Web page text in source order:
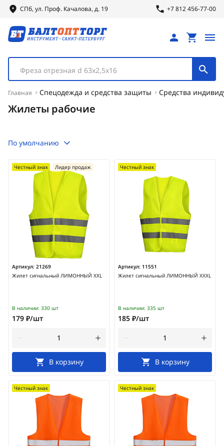
СПб, ул. Проф. Качалова, д. 19 +7 812 456-77-00
Фреза отрезная d 63х2,5х16
Главная Спецодежда и средства защиты Средства
Жилеты рабочие
По умолчанию
Артикул: 21269
Жилет сигнальный ЛИМОННЫЙ XXL
Честный знак Лидер продаж
В наличии: 330 шт
179 ₽/шт
В корзину
Артикул: 11551
Жилет сигнальный ЛИМОННЫЙ ХХХL
Честный знак
В наличии: 335 шт
185 ₽/шт
В корзину
Честный знак Честный знак